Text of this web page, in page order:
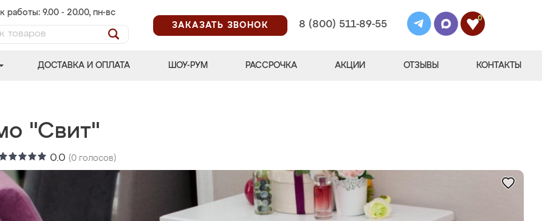
работы: 9.00 - 20.00, пн-вс
ЗАКАЗАТЬ ЗВОНОК
8 (800) 511-89-55
0
ДОСТАВКА И ОПЛАТА ШОУ-РУМ РАССРОЧКА АКЦИИ ОТЗЫВЫ КОНТАКТЫ
"Свит"
0.0 (0 голосов)